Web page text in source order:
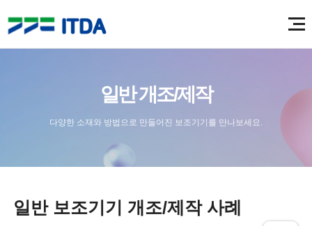
일반 개조/제작
다양한 소재와 방법으로 만들어진 보조기기를 만나보세요.
일반 보조기기 개조/제작 사례